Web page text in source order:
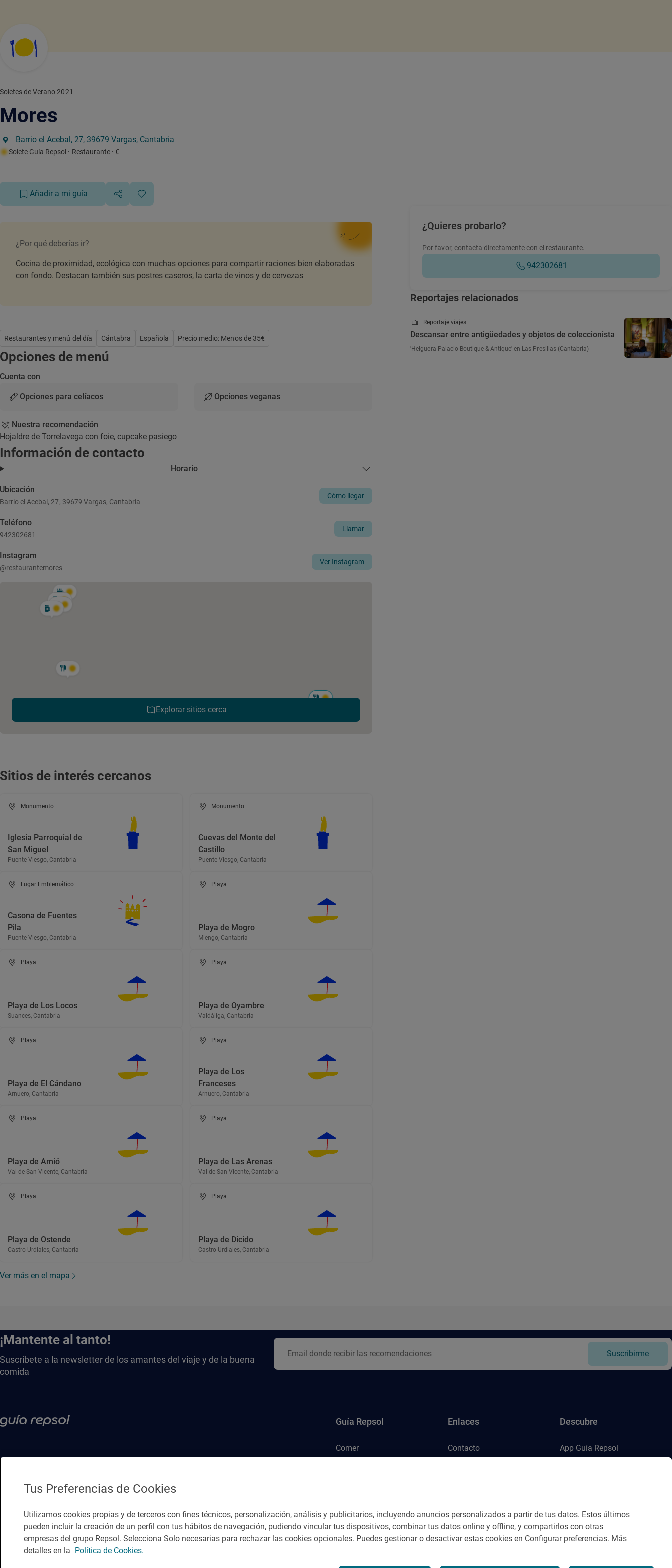
Soletes de Verano 2021
Mores
Barrio el Acebal, 27, 39679 Vargas, Cantabria
Solete Guía Repsol · Restaurante · €
Añadir a mi guía
¿Por qué deberías ir?
Cocina de proximidad, ecológica con muchas opciones para compartir raciones bien elaboradas
con fondo. Destacan también sus postres caseros, la carta de vinos y de cervezas
Restaurantes y menú del día Cántabra Española Precio medio: Menos de 35€
Opciones de menú
Cuenta con
Opciones para celíacos Opciones veganas
Nuestra recomendación
Hojaldre de Torrelavega con foie, cupcake pasiego
Información de contacto
Horario
Ubicación
Barrio el Acebal, 27, 39679 Vargas, Cantabria
Cómo llegar
Teléfono
942302681
Llamar
Instagram
@restaurantemores
Ver Instagram
Explorar sitios cerca
Sitios de interés cercanos
Monumento
Iglesia Parroquial de
San Miguel
Puente Viesgo, Cantabria
Monumento
Cuevas del Monte del
Castillo
Puente Viesgo, Cantabria
Lugar Emblemático
Casona de Fuentes
Pila
Puente Viesgo, Cantabria
Playa
Playa de Mogro
Miengo, Cantabria
Playa
Playa de Los Locos
Suances, Cantabria
Playa
Playa de Oyambre
Valdáliga, Cantabria
Playa
Playa de El Cándano
Arnuero, Cantabria
Playa
Playa de Los
Franceses
Arnuero, Cantabria
Playa
Playa de Amió
Val de San Vicente, Cantabria
Playa
Playa de Las Arenas
Val de San Vicente, Cantabria
Playa
Playa de Ostende
Castro Urdiales, Cantabria
Playa
Playa de Dicido
Castro Urdiales, Cantabria
Ver más en el mapa
¿Quieres probarlo?
942302681
Por favor, contacta directamente con el restaurante.
Reportajes relacionados
Reportaje viajes
Descansar entre antigüedades y objetos de coleccionista
'Helguera Palacio Boutique & Antique' en Las Presillas (Cantabria)
¡Mantente al tanto!
Suscríbete a la newsletter de los amantes del viaje y de la buena
comida
Suscribirme
Guía Repsol
Comer
Enlaces
Contacto
Descubre
App Guía Repsol
Política de privacidad Política de cookies Condiciones del servicio
Tus Preferencias de Cookies
Utilizamos cookies propias y de terceros con fines técnicos, personalización, análisis y publicitarios, incluyendo anuncios personalizados a partir de tus datos. Estos últimos
pueden incluir la creación de un perfil con tus hábitos de navegación, pudiendo vincular tus dispositivos, combinar tus datos online y offline, y compartirlos con otras
empresas del grupo Repsol. Selecciona Solo necesarias para rechazar las cookies opcionales. Puedes gestionar o desactivar estas cookies en Configurar preferencias. Más
detalles en la Política de Cookies.